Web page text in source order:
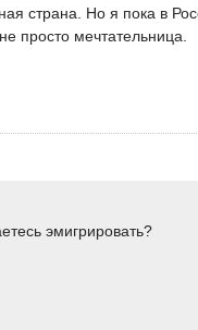
страна. Но я пока в
просто мечтательница.
эмигрировать?